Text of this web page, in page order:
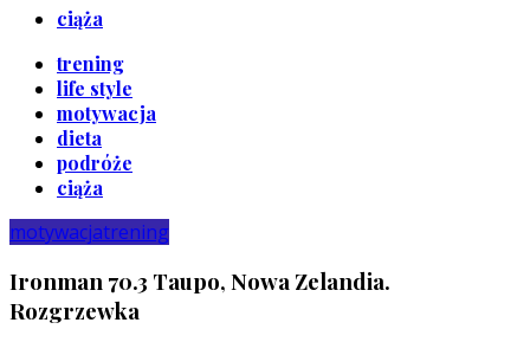
ciąża
trening
life style
motywacja
dieta
podróże
ciąża
motywacjatrening
Ironman 70.3 Taupo, Nowa Zelandia.
Rozgrzewka